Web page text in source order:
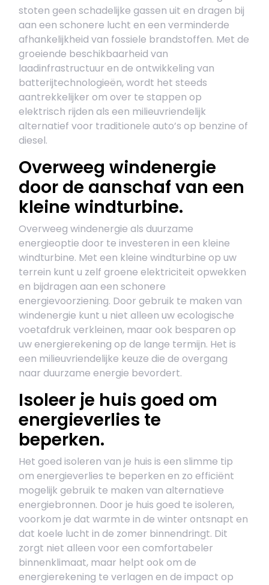
stoten geen schadelijke gassen uit en dragen bij
aan een schonere lucht en een verminderde
afhankelijkheid van fossiele brandstoffen. Met de
groeiende beschikbaarheid van
laadinfrastructuur en de ontwikkeling van
batterijtechnologieën, wordt het steeds
aantrekkelijker om over te stappen op
elektrisch rijden als een milieuvriendelijk
alternatief voor traditionele auto’s op benzine of
diesel.
Overweeg windenergie
door de aanschaf van een
kleine windturbine.
Overweeg windenergie als duurzame
energieoptie door te investeren in een kleine
windturbine. Met een kleine windturbine op uw
terrein kunt u zelf groene elektriciteit opwekken
en bijdragen aan een schonere
energievoorziening. Door gebruik te maken van
windenergie kunt u niet alleen uw ecologische
voetafdruk verkleinen, maar ook besparen op
uw energierekening op de lange termijn. Het is
een milieuvriendelijke keuze die de overgang
naar duurzame energie bevordert.
Isoleer je huis goed om
energieverlies te
beperken.
Het goed isoleren van je huis is een slimme tip
om energieverlies te beperken en zo efficiënt
mogelijk gebruik te maken van alternatieve
energiebronnen. Door je huis goed te isoleren,
voorkom je dat warmte in de winter ontsnapt en
dat koele lucht in de zomer binnendringt. Dit
zorgt niet alleen voor een comfortabeler
binnenklimaat, maar helpt ook om de
energierekening te verlagen en de impact op